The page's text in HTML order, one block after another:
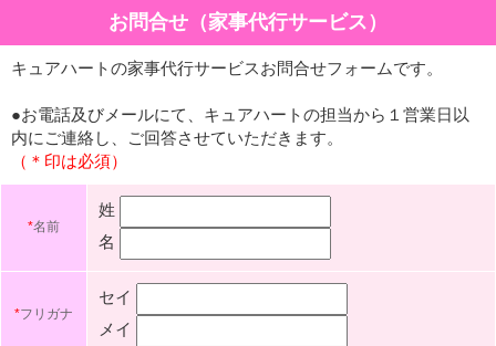
お問合せ（家事代行サービス）
キュアハートの家事代行サービスお問合せフォームです。
●お電話及びメールにて、キュアハートの担当から１営業日以
内にご連絡し、ご回答させていただきます。
（＊印は必須）
*名前
姓
名
*フリガナ
セイ
メイ